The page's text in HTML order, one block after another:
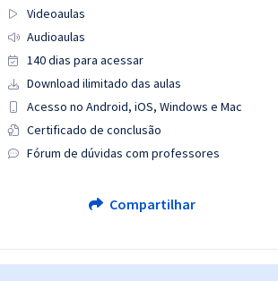
Videoaulas
Audioaulas
140 dias para acessar
Download ilimitado das aulas
Acesso no Android, iOS, Windows e Mac
Certificado de conclusão
Fórum de dúvidas com professores
Compartilhar